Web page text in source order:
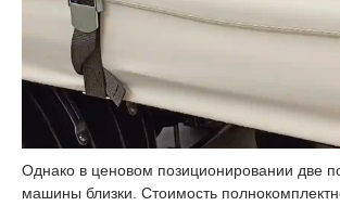
Однако в ценовом позиционировании две
машины близки. Стоимость